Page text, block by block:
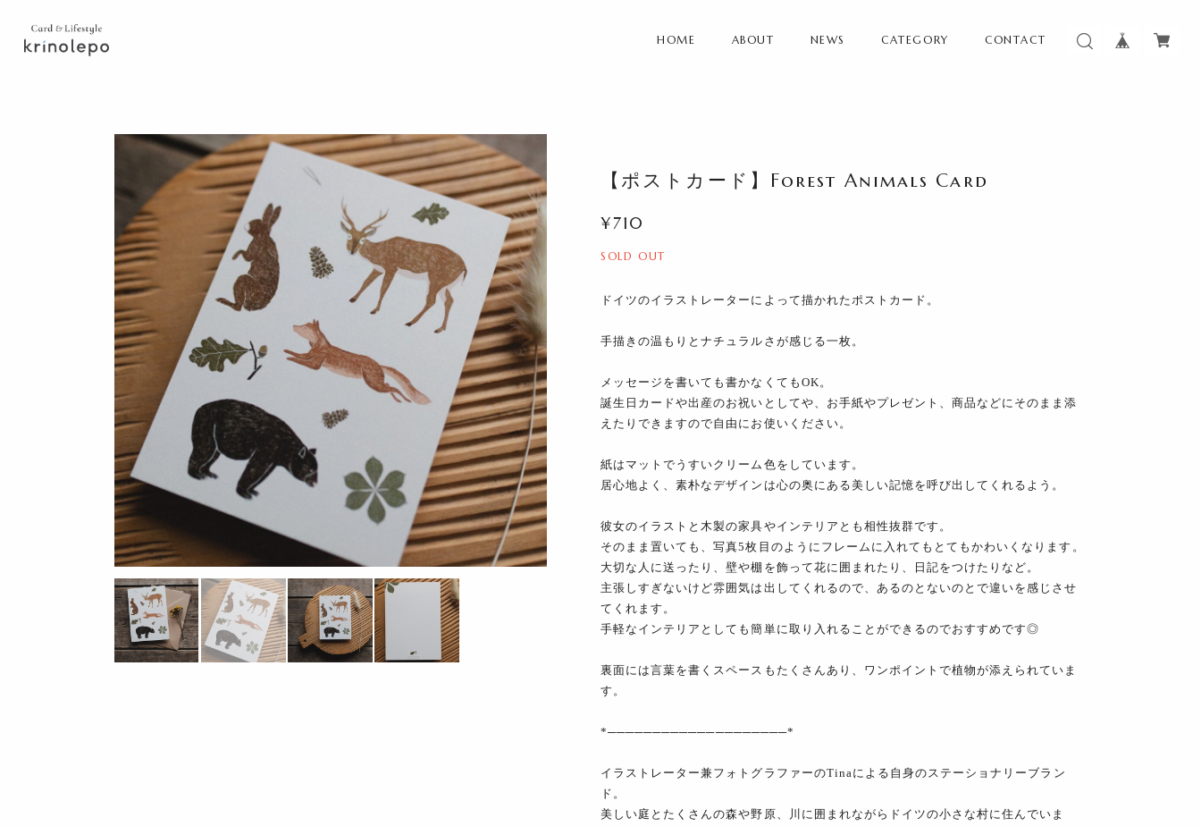
HOME ABOUT NEWS CATEGORY CONTACT
【ポストカード】Forest Animals Card
¥710
SOLD OUT
ドイツのイラストレーターによって描かれたポストカード。
手描きの温もりとナチュラルさが感じる一枚。
メッセージを書いても書かなくてもOK。
誕生日カードや出産のお祝いとしてや、お手紙やプレゼント、商品などにそのまま添
えたりできますので自由にお使いください。
紙はマットでうすいクリーム色をしています。
居心地よく、素朴なデザインは心の奥にある美しい記憶を呼び出してくれるよう。
彼女のイラストと木製の家具やインテリアとも相性抜群です。
そのまま置いても、写真5枚目のようにフレームに入れてもとてもかわいくなります。
大切な人に送ったり、壁や棚を飾って花に囲まれたり、日記をつけたりなど。
主張しすぎないけど雰囲気は出してくれるので、あるのとないのとで違いを感じさせ
てくれます。
手軽なインテリアとしても簡単に取り入れることができるのでおすすめです◎
裏面には言葉を書くスペースもたくさんあり、ワンポイントで植物が添えられていま
す。
*────────────────────*
イラストレーター兼フォトグラファーのTinaによる自身のステーショナリーブラン
ド。
美しい庭とたくさんの森や野原、川に囲まれながらドイツの小さな村に住んでいま